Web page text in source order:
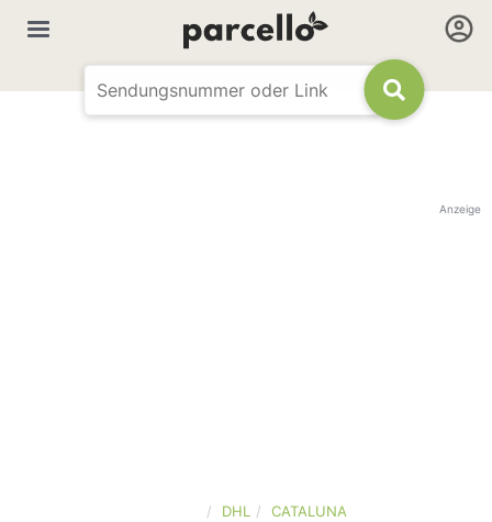
Anzeige
DHL CATALUNA